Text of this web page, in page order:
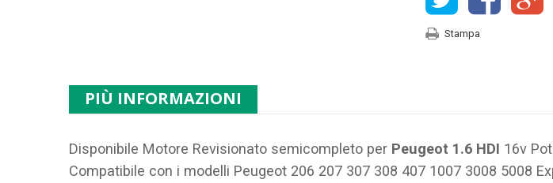
Stampa
PIÙ INFORMAZIONI
Disponibile Motore Revisionato semicompleto per Peugeot 1.6 HDI 16v
Compatibile con i modelli Peugeot 206 207 307 308 407 1007 3008 5008